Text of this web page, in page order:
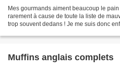
Mes gourmands aiment beaucoup le
rarement à cause de toute la liste de
trop souvent dedans ! Je me suis donc
Muffins anglais complets